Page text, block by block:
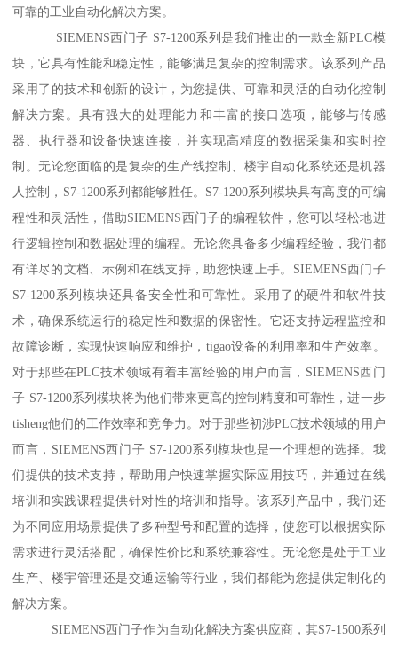
可靠的工业自动化解决方案。
SIEMENS西门子 S7-1200系列是我们推出的一款全新PLC模
块，它具有性能和稳定性，能够满足复杂的控制需求。该系列产品
采用了的技术和创新的设计，为您提供、可靠和灵活的自动化控制
解决方案。具有强大的处理能力和丰富的接口选项，能够与传感
器、执行器和设备快速连接，并实现高精度的数据采集和实时控
制。无论您面临的是复杂的生产线控制、楼宇自动化系统还是机器
人控制，S7-1200系列都能够胜任。S7-1200系列模块具有高度的可编
程性和灵活性，借助SIEMENS西门子的编程软件，您可以轻松地进
行逻辑控制和数据处理的编程。无论您具备多少编程经验，我们都
有详尽的文档、示例和在线支持，助您快速上手。SIEMENS西门子
S7-1200系列模块还具备安全性和可靠性。采用了的硬件和软件技
术，确保系统运行的稳定性和数据的保密性。它还支持远程监控和
故障诊断，实现快速响应和维护，tigao设备的利用率和生产效率。
对于那些在PLC技术领域有着丰富经验的用户而言，SIEMENS西门
子 S7-1200系列模块将为他们带来更高的控制精度和可靠性，进一步
tisheng他们的工作效率和竞争力。对于那些初涉PLC技术领域的用户
而言，SIEMENS西门子 S7-1200系列模块也是一个理想的选择。我
们提供的技术支持，帮助用户快速掌握实际应用技巧，并通过在线
培训和实践课程提供针对性的培训和指导。该系列产品中，我们还
为不同应用场景提供了多种型号和配置的选择，使您可以根据实际
需求进行灵活搭配，确保性价比和系统兼容性。无论您是处于工业
生产、楼宇管理还是交通运输等行业，我们都能为您提供定制化的
解决方案。
SIEMENS西门子作为自动化解决方案供应商，其S7-1500系列